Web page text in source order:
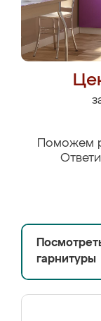
Поможем
гарнитуры